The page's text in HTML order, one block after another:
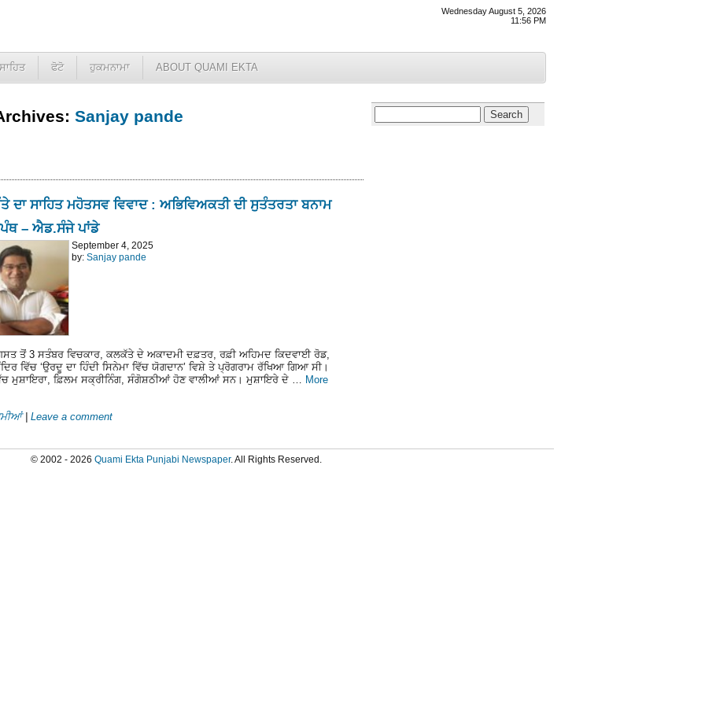
Wednesday August 5, 2026
11:56 PM
ਸਾਹਿਤ ਫੋਟੋ ਹੁਕਮਨਾਮਾ ABOUT QUAMI EKTA
Sanjay pande
ਦਾ ਸਾਹਿਤ ਮਹੋਤਸਵ ਵਿਵਾਦ : ਅਭਿਵਿਅਕਤੀ ਦੀ ਸੁਤੰਤਰਤਾ ਬਨਾਮ
– ਐਡ.ਸੰਜੇ ਪਾਂਡੇ
September 4, 2025
by: Sanjay pande
ਤੋਂ 3 ਸਤੰਬਰ ਵਿਚਕਾਰ, ਕਲਕੱਤੇ ਦੇ ਅਕਾਦਮੀ ਦਫ਼ਤਰ, ਰਫ਼ੀ ਅਹਿਮਦ ਕਿਦਵਾਈ ਰੋਡ,
ਵਿੱਚ ‘ਉਰਦੂ ਦਾ ਹਿੰਦੀ ਸਿਨੇਮਾ ਵਿੱਚ ਯੋਗਦਾਨ’ ਵਿਸ਼ੇ ਤੇ ਪ੍ਰੋਗਰਾਮ ਰੱਖਿਆ ਗਿਆ ਸੀ।
ਮੁਸ਼ਾਇਰਾ, ਫ਼ਿਲਮ ਸਕ੍ਰੀਨਿੰਗ, ਸੰਗੋਸ਼ਠੀਆਂ ਹੋਣ ਵਾਲੀਆਂ ਸਨ। ਮੁਸ਼ਾਇਰੇ ਦੇ … More
| Leave a comment
© 2002 - 2026 Quami Ekta Punjabi Newspaper. All Rights Reserved.